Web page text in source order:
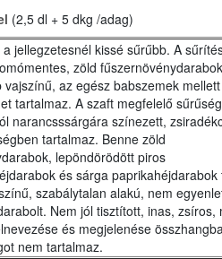
(2,5 dl + 5 dkg /adag)
jellegzetesnél kissé sűrűbb. A
zöld
vajszínű, az egész babszemek
tartalmaz. A szaft megfelelő
narancsssárgára színezett,
tartalmaz. Benne zöld
lepöndörödött piros
és sárga paprikahéjdarabok
szabálytalan alakú, nem
Nem jól tisztított, inas, zsíros,
és megjelenése
nem tartalmaz.